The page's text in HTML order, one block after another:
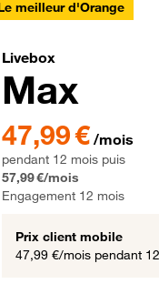
12 mois
meilleur d'Orange
Livebox
Livebox
Max
47,99 € par mois pendant
47,99 € /mois
pendant 12 mois puis
57,99 €/mois
Engagement 12 mois
Prix client mobile
47,99 €/mois pendant